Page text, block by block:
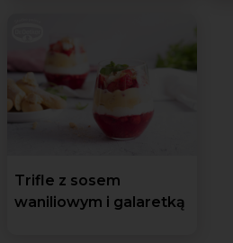
Trifle z sosem
waniliowym i galaretką